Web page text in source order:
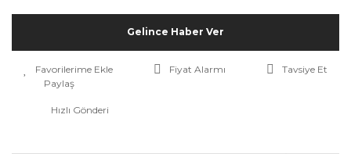
Gelince Haber Ver
Fiyat Alarmı
Tavsiye Et
Paylaş
Hızlı Gönderi